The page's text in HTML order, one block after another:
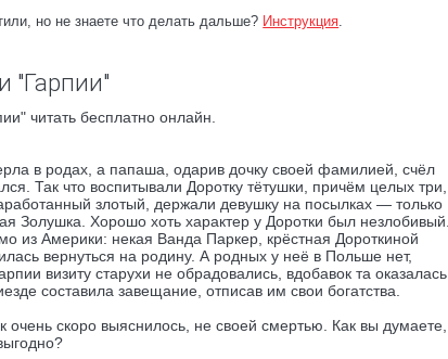
но не знаете что делать дальше? Инструкция.
"Гарпии"
читать бесплатно онлайн.
в родах, а папаша, одарив дочку своей фамилией, счёл
Так что воспитывали Доротку тётушки, причём целых три,
злотый, держали девушку на посылках — только
Хорошо хоть характер у Доротки был незлобивый.
из Америки: некая Ванда Паркер, крёстная Дороткиной
вернуться на родину. А родных у неё в Польше нет,
визиту старухи не обрадовались, вдобавок та оказалась
составила завещание, отписав им свои богатства.
скоро выяснилось, не своей смертью. Как вы думаете,